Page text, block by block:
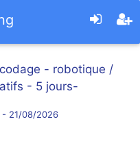
- robotique /
- 5 jours-
21/08/2026